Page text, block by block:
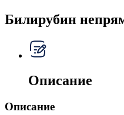
Билирубин
Описание
Описание